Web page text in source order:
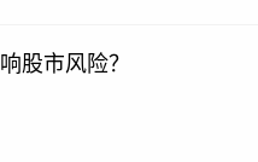
股市风险？